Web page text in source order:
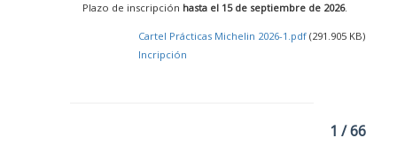
Plazo de inscripción hasta el 15 de septiembre de 2026.
Cartel Prácticas Michelin 2026-1.pdf (291.905 KB)
Incripción
1 / 66